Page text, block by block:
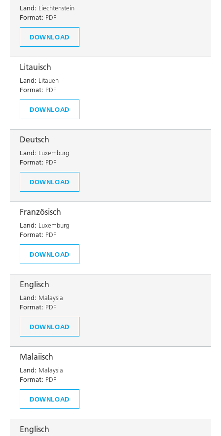
Land: Liechtenstein
Format: PDF
DOWNLOAD
Litauisch
Land: Litauen
Format: PDF
DOWNLOAD
Deutsch
Land: Luxemburg
Format: PDF
DOWNLOAD
Französisch
Land: Luxemburg
Format: PDF
DOWNLOAD
Englisch
Land: Malaysia
Format: PDF
DOWNLOAD
Malaiisch
Land: Malaysia
Format: PDF
DOWNLOAD
Englisch